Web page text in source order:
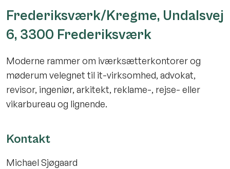
Frederiksværk/Kregme, Undalsvej
6, 3300 Frederiksværk
Moderne rammer om iværksætterkontorer og
møderum velegnet til it-virksomhed, advokat,
revisor, ingeniør, arkitekt, reklame-, rejse- eller
vikarbureau og lignende.
Kontakt
Michael Sjøgaard